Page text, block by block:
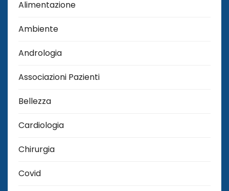
Alimentazione
Ambiente
Andrologia
Associazioni Pazienti
Bellezza
Cardiologia
Chirurgia
Covid